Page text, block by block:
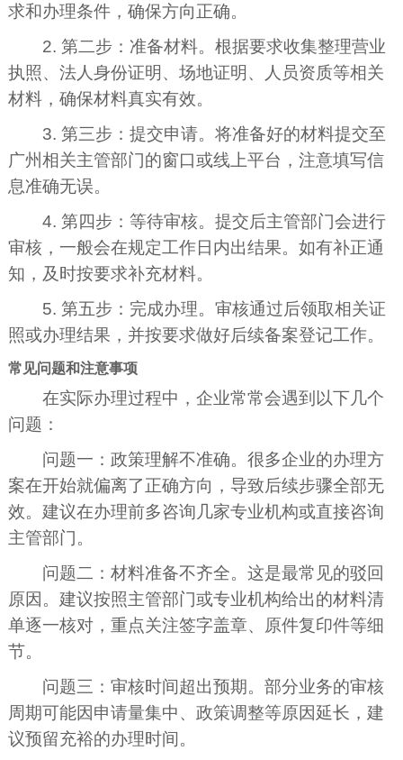
求和办理条件，确保方向正确。
2. 第二步：准备材料。根据要求收集整理营业
执照、法人身份证明、场地证明、人员资质等相关
材料，确保材料真实有效。
3. 第三步：提交申请。将准备好的材料提交至
广州相关主管部门的窗口或线上平台，注意填写信
息准确无误。
4. 第四步：等待审核。提交后主管部门会进行
审核，一般会在规定工作日内出结果。如有补正通
知，及时按要求补充材料。
5. 第五步：完成办理。审核通过后领取相关证
照或办理结果，并按要求做好后续备案登记工作。
常见问题和注意事项
在实际办理过程中，企业常常会遇到以下几个
问题：
问题一：政策理解不准确。很多企业的办理方
案在开始就偏离了正确方向，导致后续步骤全部无
效。建议在办理前多咨询几家专业机构或直接咨询
主管部门。
问题二：材料准备不齐全。这是最常见的驳回
原因。建议按照主管部门或专业机构给出的材料清
单逐一核对，重点关注签字盖章、原件复印件等细
节。
问题三：审核时间超出预期。部分业务的审核
周期可能因申请量集中、政策调整等原因延长，建
议预留充裕的办理时间。